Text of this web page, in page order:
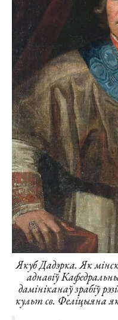
Якуб Дадэрка. Як
аднавіў
дамініканаў зрабіў
культ св. Феліцыяна